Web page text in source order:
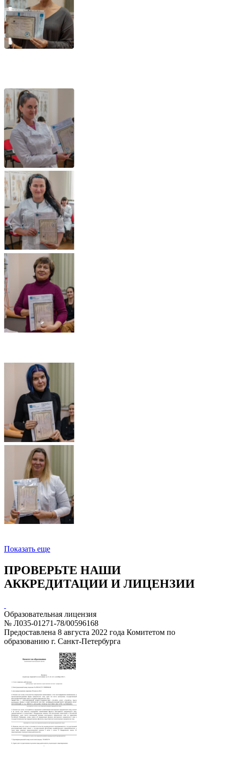
Показать еще
ПРОВЕРЬТЕ НАШИ
АККРЕДИТАЦИИ И ЛИЦЕНЗИИ
Образовательная лицензия
№ Л035-01271-78/00596168
Предоставлена 8 августа 2022 года Комитетом по
образованию г. Санкт-Петербурга